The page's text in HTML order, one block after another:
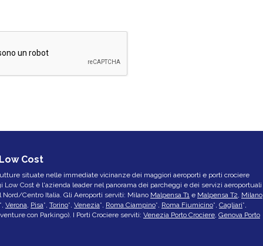
Cost
situate nelle immediate vicinanze dei maggiori aeroporti e porti crociere
Low Cost è l'azienda leader nel panorama dei parcheggi e dei servizi aeroportuali
Centro Italia. Gli Aeroporti serviti: Milano Malpensa T1 e Malpensa T2, Milano
*, Verona, Pisa*, Torino*, Venezia*, Roma Ciampino*, Roma Fiumicino*, Cagliari*,
con Parkingo). I Porti Crociere serviti: Venezia Porto Crociere, Genova Porto